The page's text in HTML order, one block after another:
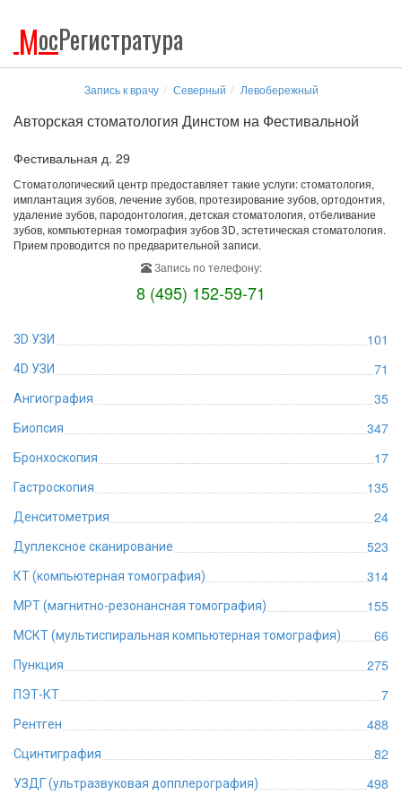
МосРегистратура
Запись к врачу Северный Левобережный
Авторская стоматология Динстом на Фестивальной
Фестивальная д. 29
Стоматологический центр предоставляет такие услуги: стоматология,
имплантация зубов, лечение зубов, протезирование зубов, ортодонтия,
удаление зубов, пародонтология, детская стоматология, отбеливание
зубов, компьютерная томография зубов 3D, эстетическая стоматология.
Прием проводится по предварительной записи.
Запись по телефону:
8 (495) 152-59-71
3D УЗИ 101
4D УЗИ 71
Ангиография 35
Биопсия 347
Бронхоскопия 17
Гастроскопия 135
Денситометрия 24
Дуплексное сканирование 523
КТ (компьютерная томография) 314
МРТ (магнитно-резонансная томография) 155
МСКТ (мультиспиральная компьютерная томография) 66
Пункция 275
ПЭТ-КТ 7
Рентген 488
Сцинтиграфия 82
УЗДГ (ультразвуковая допплерография) 498